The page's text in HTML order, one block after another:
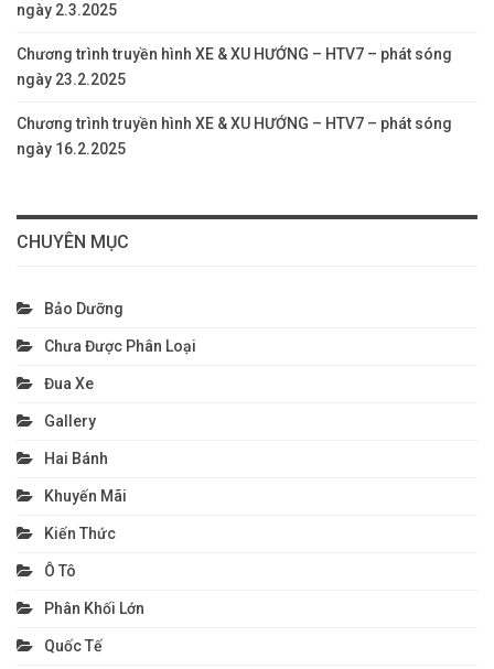
ngày 2.3.2025
Chương trình truyền hình XE & XU HƯỚNG – HTV7 – phát sóng
ngày 23.2.2025
Chương trình truyền hình XE & XU HƯỚNG – HTV7 – phát sóng
ngày 16.2.2025
CHUYÊN MỤC
Bảo Dưỡng
Chưa Được Phân Loại
Đua Xe
Gallery
Hai Bánh
Khuyến Mãi
Kiến Thức
Ô Tô
Phân Khối Lớn
Quốc Tế